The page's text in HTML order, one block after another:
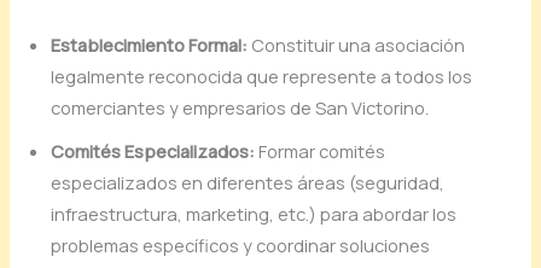
Establecimiento Formal: Constituir una asociación
legalmente reconocida que represente a todos los
comerciantes y empresarios de San Victorino.
Comités Especializados: Formar comités
especializados en diferentes áreas (seguridad,
infraestructura, marketing, etc.) para abordar los
problemas específicos y coordinar soluciones